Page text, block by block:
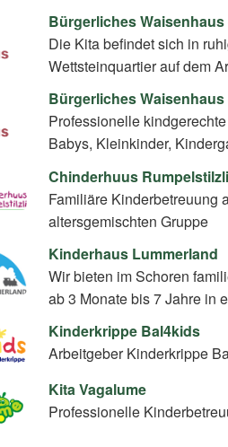
Bürgerliches
Die Kita befindet sich in
Wettsteinquartier auf dem
Bürgerliches
Professionelle
Babys, Kleinkinder,
Chinderhuus Rumpelstilzli
Familiäre Kinderbetreuung
altersgemischten Gruppe
Kinderhaus Lummerland
Wir bieten im Schoren
ab 3 Monate bis 7 Jahre in
Kinderkrippe Bal4kids
Arbeitgeber Kinderkrippe
Kita Vagalume
Professionelle